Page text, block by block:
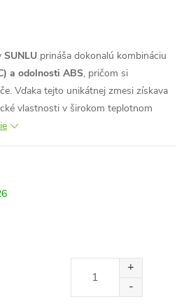
SUNLU prináša dokonalú kombináciu
a odolnosti ABS, pričom si
Vďaka tejto unikátnej zmesi získava
vlastnosti v širokom teplotnom